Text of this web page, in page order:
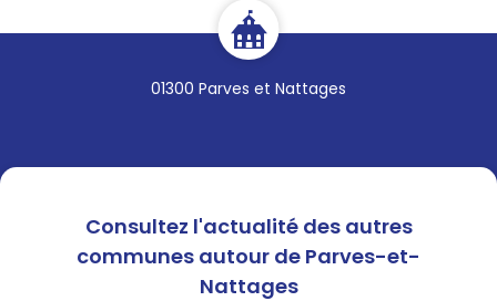
01300 Parves et Nattages
· de pouvoir apporter une
publics (pompiers,
conservatoires pour assurer la
protection des biens et des
personnes,
Consultez l'actualité des autres
communes autour de Parves-et-
Nattages